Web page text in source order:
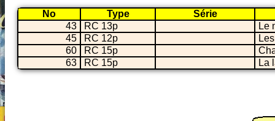
No Type
Série
43
RC 13p
Le
45
RC 12p
60
RC 15p
63
RC 15p La